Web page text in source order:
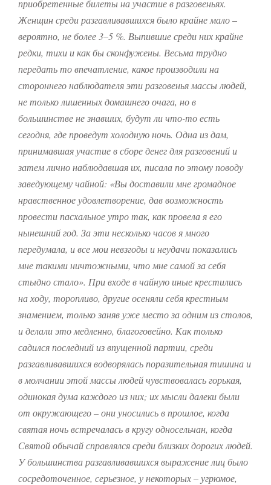
приобретенные билеты на участие в разговеньях.
Женщин среди разгавливавшихся было крайне мало –
вероятно, не более 3–5 %. Выпившие среди них крайне
редки, тихи и как бы сконфужены. Весьма трудно
передать то впечатление, какое производили на
стороннего наблюдателя эти разговенья массы людей,
не только лишенных домашнего очага, но в
большинстве не знавших, будут ли что-то есть
сегодня, где проведут холодную ночь. Одна из дам,
принимавшая участие в сборе денег для разговений и
затем лично наблюдавшая их, писала по этому поводу
заведующему чайной: «Вы доставили мне громадное
нравственное удовлетворение, дав возможность
провести пасхальное утро так, как провела я его
нынешний год. За эти несколько часов я много
передумала, и все мои невзгоды и неудачи показались
мне такими ничтожными, что мне самой за себя
стыдно стало». При входе в чайную иные крестились
на ходу, торопливо, другие осеняли себя крестным
знамением, только заняв уже место за одним из столов,
и делали это медленно, благоговейно. Как только
садился последний из впущенной партии, среди
разгавливавшихся водворялась поразительная тишина и
в молчании этой массы людей чувствовалась горькая,
одинокая дума каждого из них; их мысли далеки были
от окружающего – они уносились в прошлое, когда
святая ночь встречалась в кругу односельчан, когда
Святой обычай справлялся среди близких дорогих людей.
У большинства разгавливавшихся выражение лиц было
сосредоточенное, серьезное, у некоторых – угрюмое,